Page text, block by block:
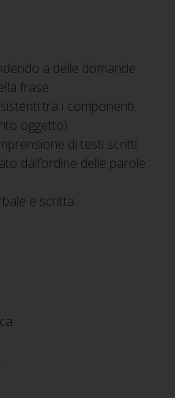
a delle domande
frase
tra i componenti
oggetto)
di testi scritti
dall’ordine delle parole
e scritta.